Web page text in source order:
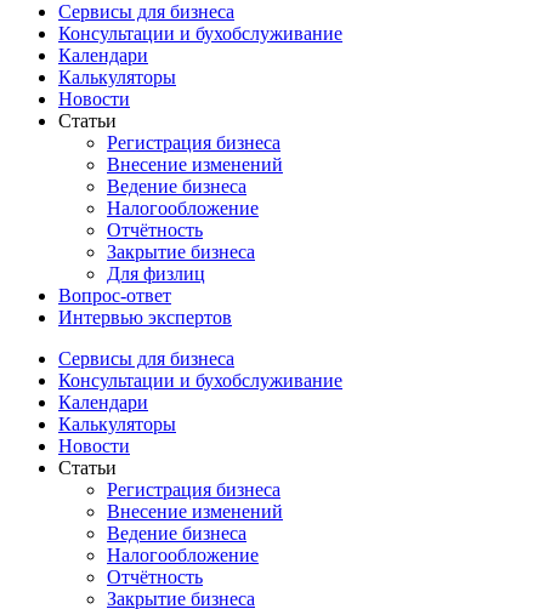
Сервисы для бизнеса
Консультации и бухобслуживание
Календари
Калькуляторы
Новости
Статьи
Регистрация бизнеса
Внесение изменений
Ведение бизнеса
Налогообложение
Отчётность
Закрытие бизнеса
Для физлиц
Вопрос-ответ
Интервью экспертов
Сервисы для бизнеса
Консультации и бухобслуживание
Календари
Калькуляторы
Новости
Статьи
Регистрация бизнеса
Внесение изменений
Ведение бизнеса
Налогообложение
Отчётность
Закрытие бизнеса